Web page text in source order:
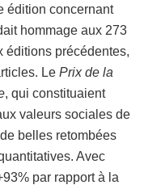
édition concernant
hommage aux 273
éditions précédentes,
Le Prix de la
, qui constituaient
valeurs sociales de
belles retombées
Avec
par rapport à la